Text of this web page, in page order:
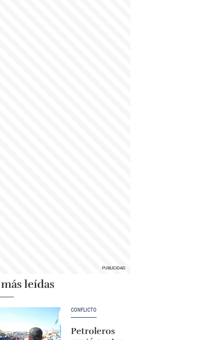
leídas
CONFLICTO
Petroleros